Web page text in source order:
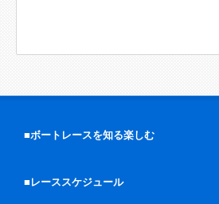
■ボートレースを知る楽しむ
■レーススケジュール